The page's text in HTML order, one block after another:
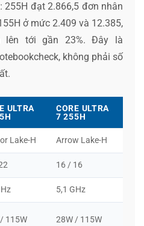
255H đạt 2.866,5 đơn nhân
ở mức 2.409 và 12.385,
lên tới gần 23%. Đây là
không phải số
ULTRA
CORE ULTRA
7 255H
Lake-H Arrow Lake-H
16 / 16
5,1 GHz
115W 28W / 115W